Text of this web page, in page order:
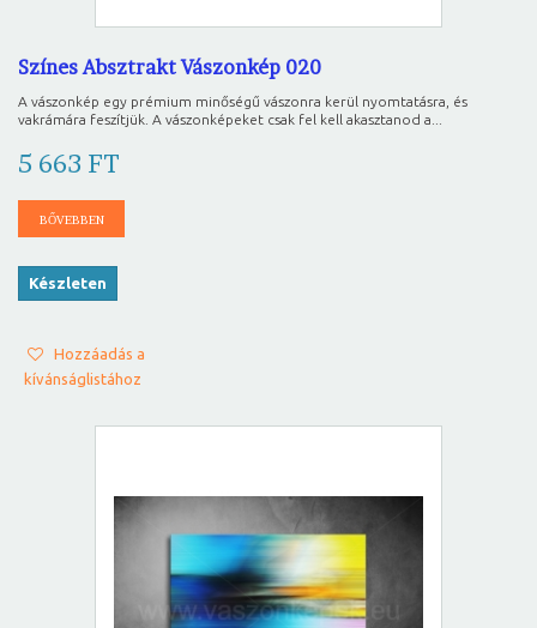
Színes Absztrakt Vászonkép 020
A vászonkép egy prémium minőségű vászonra kerül nyomtatásra, és
vakrámára feszítjük. A vászonképeket csak fel kell akasztanod a...
5 663 FT
BŐVEBBEN
Készleten
Hozzáadás a
kívánságlistához